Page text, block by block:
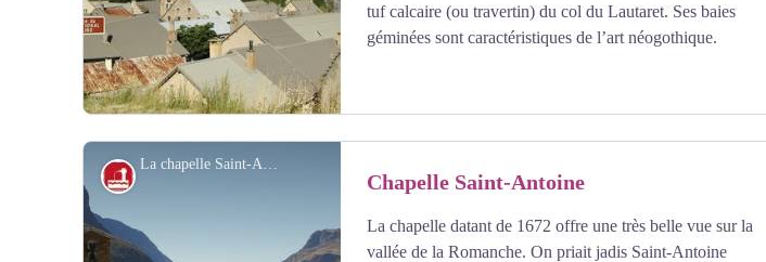
Voir l'image en plein écran
tuf calcaire (ou travertin) du col du Lautaret. Ses baies
géminées sont caractéristiques de l’art néogothique.
La chapelle Saint-Antoine - J. Selberg
Petit patrimoine Chapelle Saint-Antoine
La chapelle datant de 1672 offre une très belle vue sur la
vallée de la Romanche. On priait jadis Saint-Antoine